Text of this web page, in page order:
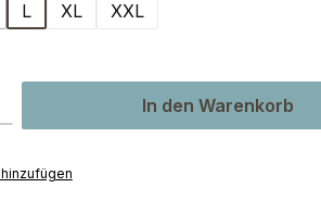
Option ist zurzeit nicht verfügbar.)
L XL XXL
den gewünschten Wert ein oder
In den Warenkorb